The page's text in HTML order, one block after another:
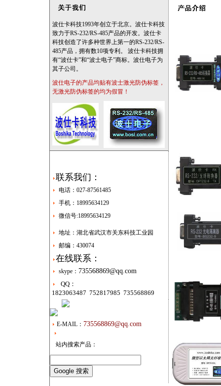
波仕卡科技1993年创立于北京。波仕卡科技
致力于RS-232/RS-485产品的开发。波仕卡
科技创造了许多种世界上第一的RS-232/RS-
485产品，拥有数10项专利。 波仕卡科技拥
有“波仕卡”和“波士电子”商标。波仕电子为
其子公司。
波仕电子的产品均贴有波士激光防伪标签，
无激光防伪标签的均为假冒！
联系我们：
电话：027-87561485
手机：18995634129
微信号:18995634129
地址：湖北省武汉市关东科技工业园
邮编：430074
在线联系：
skype： 735568869@qq.com
QQ ：
1823063487 752817985 735568869
E-MAIL： 735568869@qq.com
站内搜索产品：